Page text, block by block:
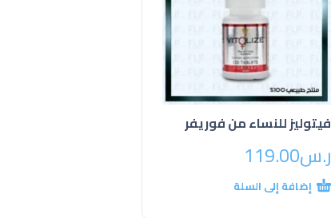
فيتوليز للنساء من فوريفر
ر.س119.00
إضافة إلى السلة